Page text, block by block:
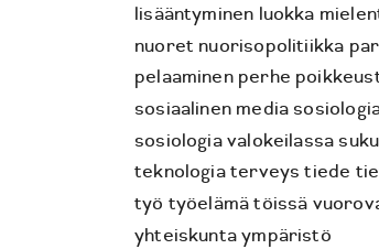
lisääntyminen luokka
nuoret nuorisopolitiikka
pelaaminen perhe
sosiaalinen media
sosiologia valokeilassa
teknologiaterveys tiede
työ työelämä töissä
yhteiskuntaympäristö